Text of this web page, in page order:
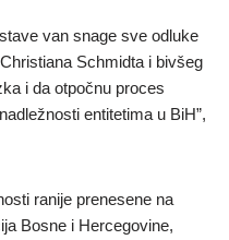
van snage sve odluke
Schmidta i bivšeg
i da otpočnu proces
entitetima u BiH”,
ranije prenesene na
Bosne i Hercegovine,